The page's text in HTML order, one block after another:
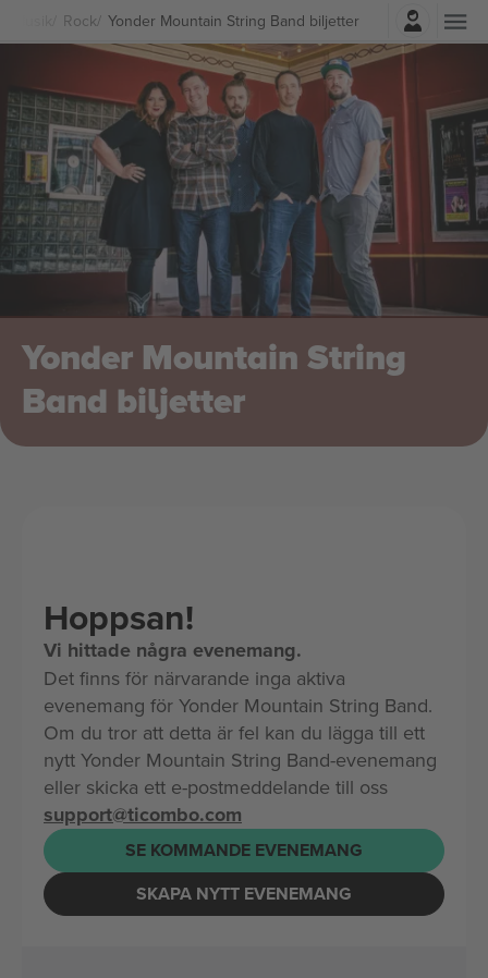
Rock Yonder Mountain String Band biljetter
Logga in
Yonder Mountain String
Band biljetter
Hoppsan!
Vi hittade några evenemang.
Det finns för närvarande inga aktiva
evenemang för Yonder Mountain String Band.
Om du tror att detta är fel kan du lägga till ett
nytt Yonder Mountain String Band-evenemang
eller skicka ett e-postmeddelande till oss
support@ticombo.com
SE KOMMANDE EVENEMANG
SKAPA NYTT EVENEMANG